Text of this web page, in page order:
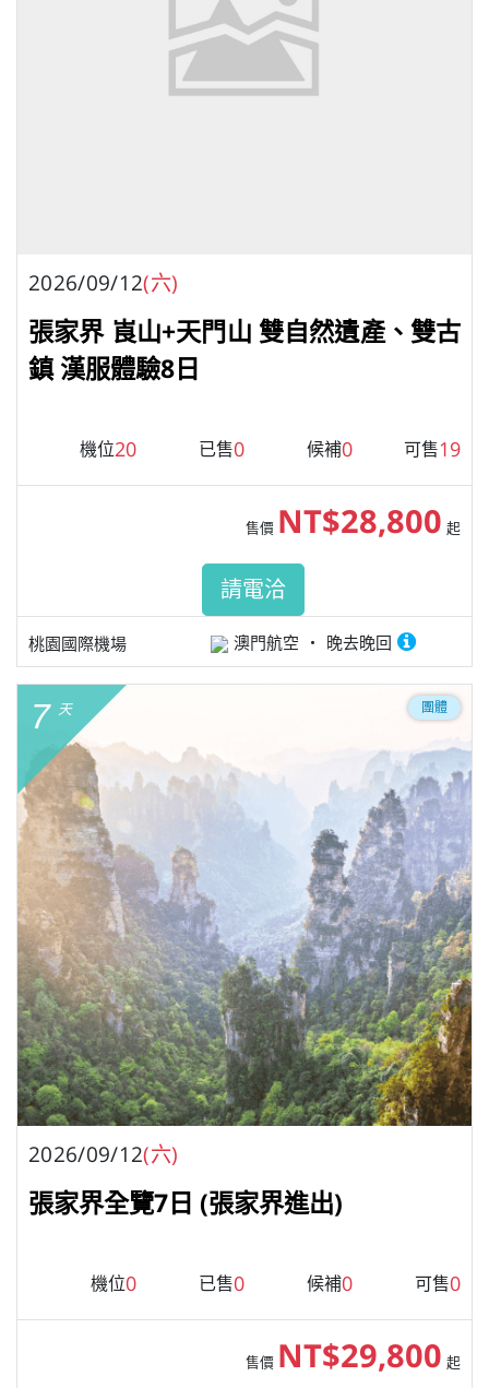
2026/09/12(六)
張家界 崀山+天門山 雙自然遺產、雙古
鎮 漢服體驗8日
機位20 已售0 候補0 可售19
桃園國際機場 澳門航空 晚去晚回
售價 NT$28,800 起
請電洽
7 天 團體
2026/09/12(六)
張家界全覽7日 (張家界進出)
機位0 已售0 候補0 可售0
售價 NT$29,800 起